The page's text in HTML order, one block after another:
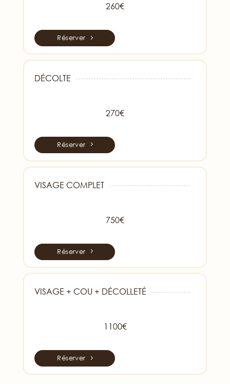
260€
Réserver
DÉCOLTE
270€
Réserver
VISAGE COMPLET
750€
Réserver
VISAGE + COU + DÉCOLLETÉ
1100€
Réserver